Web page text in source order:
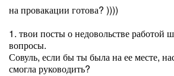
на провакации готова? ))))
1. твои посты о недовольстве работой
вопросы.
Совуль, если бы ты была на ее месте,
смогла руководить?